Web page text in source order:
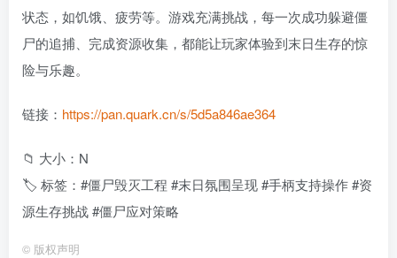
状态，如饥饿、疲劳等。游戏充满挑战，每一次成功躲避僵
尸的追捕、完成资源收集，都能让玩家体验到末日生存的惊
险与乐趣。
链接： https://pan.quark.cn/s/5d5a846ae364
📁 大小：N
🏷 标签：#僵尸毁灭工程 #末日氛围呈现 #手柄支持操作 #资
源生存挑战 #僵尸应对策略
© 版权声明